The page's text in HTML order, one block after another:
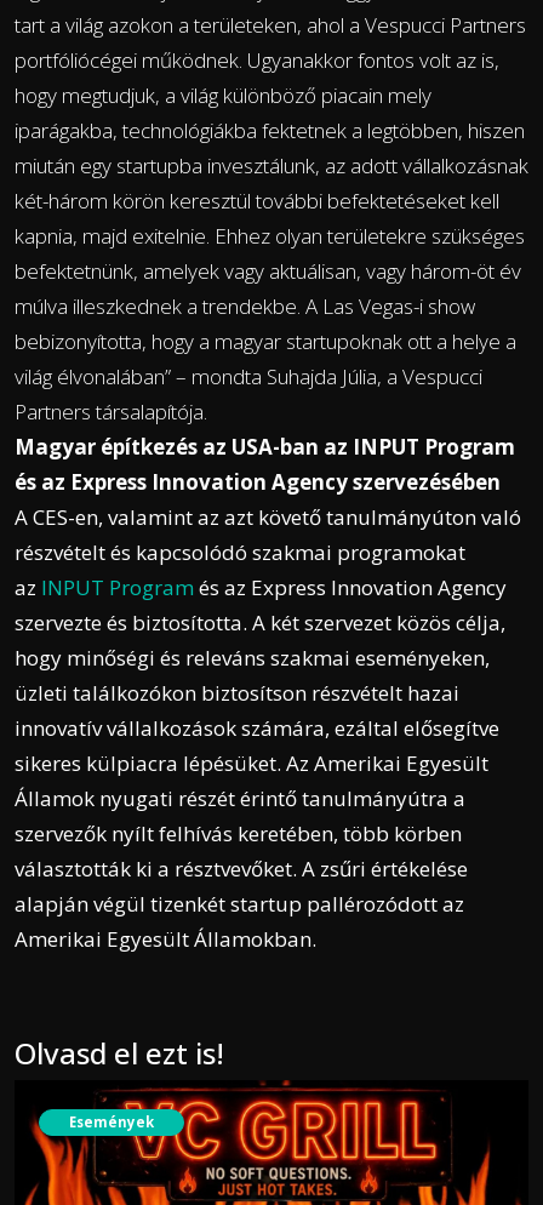
tart a világ azokon a területeken, ahol a Vespucci Partners
portfóliócégei működnek. Ugyanakkor fontos volt az is,
hogy megtudjuk, a világ különböző piacain mely
iparágakba, technológiákba fektetnek a legtöbben, hiszen
miután egy startupba invesztálunk, az adott vállalkozásnak
két-három körön keresztül további befektetéseket kell
kapnia, majd exitelnie. Ehhez olyan területekre szükséges
befektetnünk, amelyek vagy aktuálisan, vagy három-öt év
múlva illeszkednek a trendekbe. A Las Vegas-i show
bebizonyította, hogy a magyar startupoknak ott a helye a
világ élvonalában” – mondta Suhajda Júlia, a Vespucci
Partners társalapítója.
Magyar építkezés az USA-ban az INPUT Program
és az Express Innovation Agency szervezésében
A CES-en, valamint az azt követő tanulmányúton való
részvételt és kapcsolódó szakmai programokat
az INPUT Program és az Express Innovation Agency
szervezte és biztosította. A két szervezet közös célja,
hogy minőségi és releváns szakmai eseményeken,
üzleti találkozókon biztosítson részvételt hazai
innovatív vállalkozások számára, ezáltal elősegítve
sikeres külpiacra lépésüket. Az Amerikai Egyesült
Államok nyugati részét érintő tanulmányútra a
szervezők nyílt felhívás keretében, több körben
választották ki a résztvevőket. A zsűri értékelése
alapján végül tizenkét startup pallérozódott az
Amerikai Egyesült Államokban.
Olvasd el ezt is!
Események